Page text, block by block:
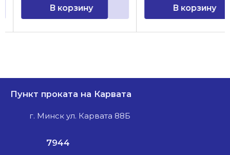
В корзину В корзину
Пункт проката на Карвата
г. Минск ул. Карвата 88Б
7944